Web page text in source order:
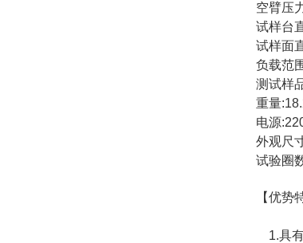
空臂压
试样台
试样面
负载范
测试样
重量
电源
外观尺
试验圈
【优势
1.具有